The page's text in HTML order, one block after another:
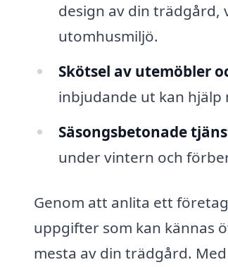
design av din trädgård,
utomhusmiljö.
Skötsel av utemöbler
inbjudande ut kan
Säsongsbetonade
under vintern och
Genom att anlita ett
uppgifter som kan kännas
mesta av din trädgård.